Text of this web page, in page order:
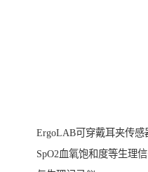
ErgoLAB可穿戴耳夹传感
SpO2血氧饱和度等生理